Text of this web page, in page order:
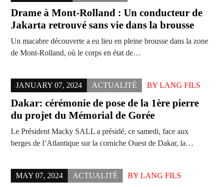
Drame à Mont-Rolland : Un conducteur de
Jakarta retrouvé sans vie dans la brousse
Un macabre découverte a eu lieu en pleine brousse dans la zone
de Mont-Rolland, où le corps en état de…
JANUARY 07, 2024 ACTUALITÉ BY LANG FILS
Dakar: cérémonie de pose de la 1ère pierre
du projet du Mémorial de Gorée
Le Président Macky SALL a présidé, ce samedi, face aux
berges de l’Atlantique sur la corniche Ouest de Dakar, la…
MAY 07, 2024 ACTUALITÉ BY LANG FILS